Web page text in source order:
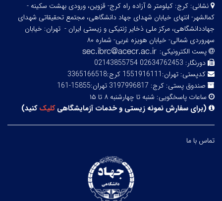
نشانی:
کرج: کیلومتر ۵ آزاده راه کرج- قزوین، ورودی بهشت سکینه -
کمالشهر- انتهای خیابان شهدای جهاد دانشگاهی، مجتمع تحقیقاتی شهدای
جهاددانشگاهی، مرکز ملی ذخایر ژنتیکی و زیستی ایران - تهران: خیابان
سهروردی شمالی- خیابان هویزه غربی- شماره ۸۰
پست الکترونیکی:
دورنگار: 02634762453 02143855754
کدپستی: تهران:1551916111 کرج:3365166518
صندوق پستی: کرج: 3197996817 تهران:15855-161
ساعات پاسخگویی: شنبه تا چهارشنبه ۸ تا ۱۵
(برای سفارش نمونه زیستی و خدمات آزمایشگاهیکلیککنید)
تماس با ما